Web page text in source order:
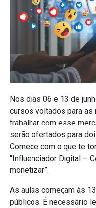
Nos dias 06 e 13 de
cursos voltados para as
trabalhar com esse
serão ofertados para
Comece com o que te
“Influenciador Digital –
monetizar”.
As aulas começam às
públicos. É necessário